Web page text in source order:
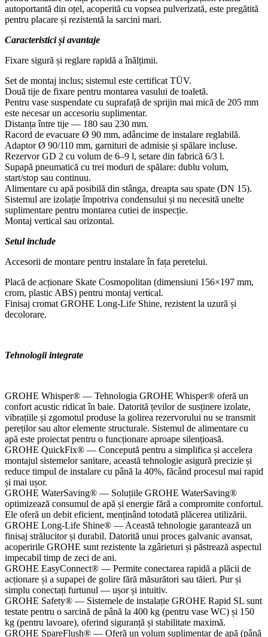
autoportantă din oțel, acoperită cu vopsea pulverizată, este pregătită
pentru placare și rezistentă la sarcini mari.
Caracteristici și avantaje
Fixare sigură și reglare rapidă a înălțimii.
Set de montaj inclus; sistemul este certificat TÜV.
Două tije de fixare pentru montarea vasului de toaletă.
Pentru vase suspendate cu suprafață de sprijin mai mică de 205 mm
este necesar un accesoriu suplimentar.
Distanța între tije — 180 sau 230 mm.
Racord de evacuare Ø 90 mm, adâncime de instalare reglabilă.
Adaptor Ø 90/110 mm, garnituri de admisie și spălare incluse.
Rezervor GD 2 cu volum de 6–9 l, setare din fabrică 6/3 l.
Supapă pneumatică cu trei moduri de spălare: dublu volum,
start/stop sau continuu.
Alimentare cu apă posibilă din stânga, dreapta sau spate (DN 15).
Sistemul are izolație împotriva condensului și nu necesită unelte
suplimentare pentru montarea cutiei de inspecție.
Montaj vertical sau orizontal.
Setul include
Accesorii de montare pentru instalare în fața peretelui.
Placă de acționare Skate Cosmopolitan (dimensiuni 156×197 mm,
crom, plastic ABS) pentru montaj vertical.
Finisaj cromat GROHE Long-Life Shine, rezistent la uzură și
decolorare.
Tehnologii integrate
GROHE Whisper® — Tehnologia GROHE Whisper® oferă un
confort acustic ridicat în baie. Datorită țevilor de susținere izolate,
vibrațiile și zgomotul produse la golirea rezervorului nu se transmit
pereților sau altor elemente structurale. Sistemul de alimentare cu
apă este proiectat pentru o funcționare aproape silențioasă.
GROHE QuickFix® — Concepută pentru a simplifica și accelera
montajul sistemelor sanitare, această tehnologie asigură precizie și
reduce timpul de instalare cu până la 40%, făcând procesul mai rapid
și mai ușor.
GROHE WaterSaving® — Soluțiile GROHE WaterSaving®
optimizează consumul de apă și energie fără a compromite confortul.
Ele oferă un debit eficient, menținând totodată plăcerea utilizării.
GROHE Long-Life Shine® — Această tehnologie garantează un
finisaj strălucitor și durabil. Datorită unui proces galvanic avansat,
acoperirile GROHE sunt rezistente la zgârieturi și păstrează aspectul
impecabil timp de zeci de ani.
GROHE EasyConnect® — Permite conectarea rapidă a plăcii de
acționare și a supapei de golire fără măsurători sau tăieri. Pur și
simplu conectați furtunul — ușor și intuitiv.
GROHE Safety® — Sistemele de instalație GROHE Rapid SL sunt
testate pentru o sarcină de până la 400 kg (pentru vase WC) și 150
kg (pentru lavoare), oferind siguranță și stabilitate maximă.
GROHE SpareFlush® — Oferă un volum suplimentar de apă (până